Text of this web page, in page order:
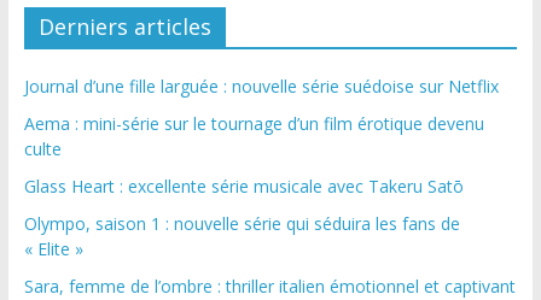
Derniers articles
Journal d’une fille larguée : nouvelle série suédoise sur Netflix
Aema : mini-série sur le tournage d’un film érotique devenu
culte
Glass Heart : excellente série musicale avec Takeru Satō
Olympo, saison 1 : nouvelle série qui séduira les fans de
« Elite »
Sara, femme de l’ombre : thriller italien émotionnel et captivant